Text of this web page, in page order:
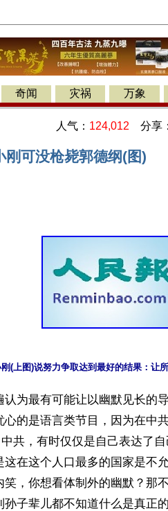
奇闻 灾祸 万象
人气： 124,012 分享
刚可没枪毙郭德纲(图)
(上图)说努力争取达到最好的结果：让
认为最有可能让以幽默见长的
心的是语言类节目，因为在中
共，有时仅仅是自己表达了
在这个人口最多的国家是不
，你想看体制外的幽默？那
子辈儿都不知道什么是真正